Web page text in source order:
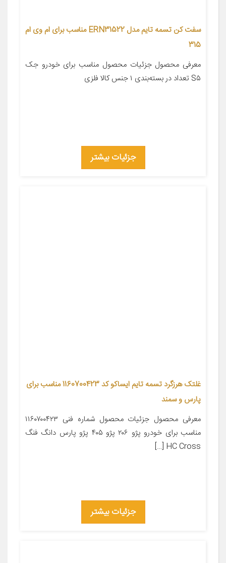
سفت کن تسمه تایم مدل ERN31522 مناسب برای ام وی ام
315
معرفی محصول جزئیات محصول مناسب برای خودرو جک
S۵ تعداد در بسته‌بندی ۱ جنس کالا فلزی
جزئیات بیشتر
غلتک هرزگرد تسمه تایم ایساکو کد 1160700423 مناسب برای
پارس و سمند
معرفی محصول جزئیات محصول شماره فنی ۱۱۶۰۷۰۰۴۲۳
مناسب برای خودرو پژو ۲۰۶ پژو ۴۰۵ پژو پارس دانگ فنگ
HC Cross […]
جزئیات بیشتر